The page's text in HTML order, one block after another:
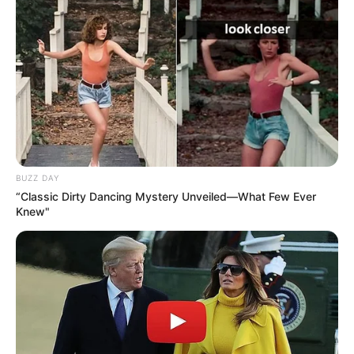
Parisien, le Républicain-Lorrain, l’Indépendant, Ouest-
France, Paris Courses, Paris-Turf, RTL, Sud Ouest, Tiercé
Magazine, Tropiques FM, Week-End et Zone-Turf, et bien
d’autres encore.
Faites votre propre synthèse avec l’aide du Logiciel 100%
gratuit et obtenez un pronostic Logique ou avec des
outsiders.
MEILLEURES OFFRES DE LA SEMAINE !
Bilan de la Base Quinté et les stats des courses de
BUZZ DAY
“Classic Dirty Dancing Mystery Unveiled—What Few Ever
Knew"